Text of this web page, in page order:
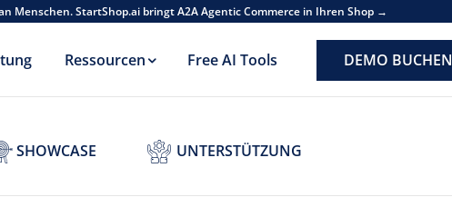
Menschen. StartShop.ai bringt A2A Agentic Commerce in Ihren Shop →
Ressourcen Free AI Tools DEMO BUCHEN
SHOWCASE UNTERSTÜTZUNG